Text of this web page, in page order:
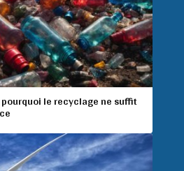
le recyclage ne suffit